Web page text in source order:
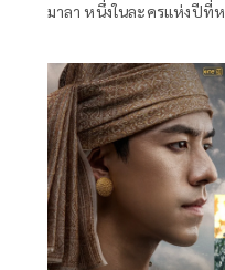
มาลา หนึ่งในละครแห่งปีที่
“เมื่อมิตรภาพของ สองนาง
เกินเพื่อน” ซึ่งนำแสดงโดยพระเอกหนุ่มตัวท็อป เข้ม หัส
วีร์ และ กระทิง ขุนณรงค์ ที่
สุชาดา และ เอินเอิน ฟาติมา